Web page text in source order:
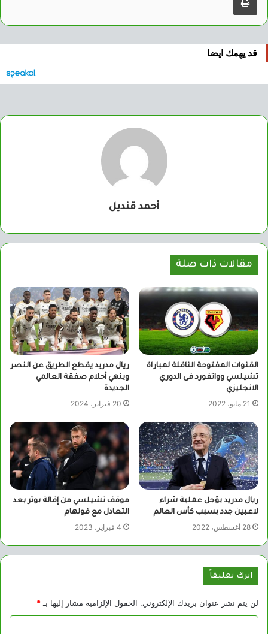
قد يهمك ايضا
أحمد قنديل
مقالات ذات صلة
القنوات المفتوحة الناقلة لمباراة
تشيلسي وواتفورد فى الدوري
الانجليزي
21 مايو، 2022
ريال مدريد يقطع الطريق عن النصر
وينهي أحلام صفقة العالمي
الجديدة
20 فبراير، 2024
ريال مدريد يؤجل عملية شراء
لاعبين جدد بسبب كأس العالم
28 أغسطس، 2022
موقف تشيلسي من إقالة بوتر بعد
التعادل مع فولهام
4 فبراير، 2023
اترك تعليقاً
لن يتم نشر عنوان بريدك الإلكتروني. الحقول الإلزامية مشار إليها بـ *